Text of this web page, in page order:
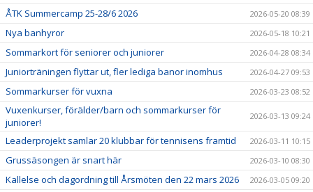
ÅTK Summercamp 25-28/6 2026 2026-05-20 08:39
Nya banhyror 2026-05-18 10:21
Sommarkort för seniorer och juniorer 2026-04-28 08:34
Juniorträningen flyttar ut, fler lediga banor inomhus 2026-04-27 09:53
Sommarkurser för vuxna 2026-03-23 08:52
Vuxenkurser, förälder/barn och sommarkurser för
juniorer!
2026-03-13 09:24
Leaderprojekt samlar 20 klubbar för tennisens framtid 2026-03-11 10:15
Grussäsongen är snart här 2026-03-10 08:30
Kallelse och dagordning till Årsmöten den 22 mars 2026 2026-03-05 09:20